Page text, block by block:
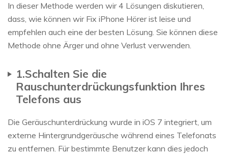
In dieser Methode werden wir 4 Lösungen diskutieren,
dass, wie können wir Fix iPhone Hörer ist leise und
empfehlen auch eine der besten Lösung. Sie können diese
Methode ohne Ärger und ohne Verlust verwenden.
1.Schalten Sie die
Rauschunterdrückungsfunktion Ihres
Telefons aus
Die Geräuschunterdrückung wurde in iOS 7 integriert, um
externe Hintergrundgeräusche während eines Telefonats
zu entfernen. Für bestimmte Benutzer kann dies jedoch